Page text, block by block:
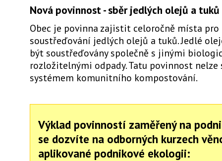
Nová povinnost - sběr jedlých olejů a
Obec je povinna zajistit celoročně místa pro
soustřeďování jedlých olejů a tuků. Jedlé
být soustřeďovány společně s jinými
rozložitelnými odpady. Tatu povinnost
systémem komunitního kompostování.
Výklad povinností zaměřený na
se dozvíte na odborných kurzech
aplikované podnikové ekologii: